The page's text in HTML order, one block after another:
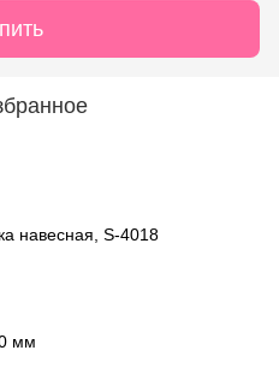
навесная, S-4018
мм